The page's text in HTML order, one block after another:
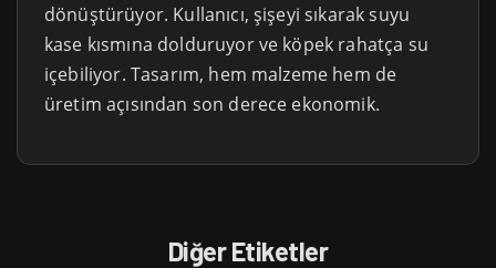
dönüştürüyor. Kullanıcı, şişeyi sıkarak suyu
kase kısmına dolduruyor ve köpek rahatça su
içebiliyor. Tasarım, hem malzeme hem de
üretim açısından son derece ekonomik.
Diğer Etiketler